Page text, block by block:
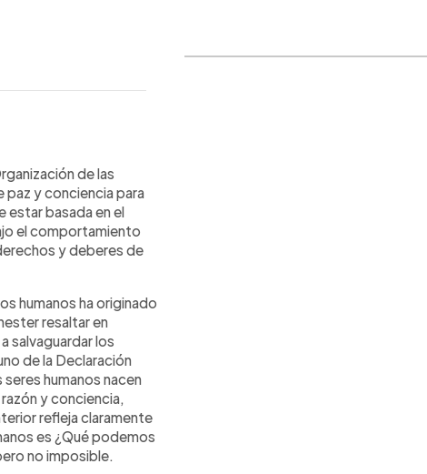
de las
paz y conciencia para
estar basada en el
el comportamiento
y deberes de
humanos ha originado
resaltar en
salvaguardar los
de la Declaración
humanos nacen
y conciencia,
refleja claramente
es ¿Qué podemos
no imposible.